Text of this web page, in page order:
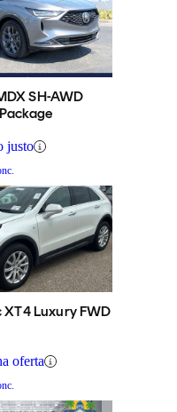
SH-AWD
justo
XT4 Luxury FWD
oferta